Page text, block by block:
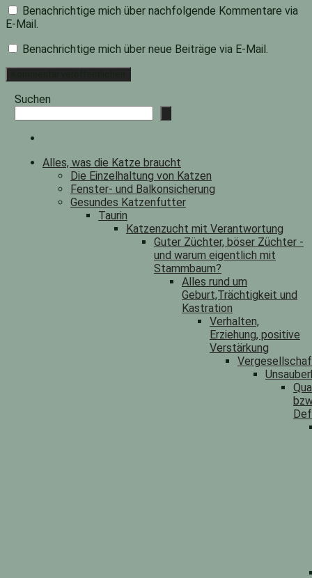
Benachrichtige mich über nachfolgende Kommentare via
E-Mail.
Benachrichtige mich über neue Beiträge via E-Mail.
Suchen
Alles, was die Katze braucht
Die Einzelhaltung von Katzen
Fenster- und Balkonsicherung
Gesundes Katzenfutter
Taurin
Katzenzucht mit Verantwortung
Guter Züchter, böser Züchter -
und warum eigentlich mit
Stammbaum?
Alles rund um
Geburt,Trächtigkeit und
Kastration
Verhalten,
Erziehung, positive
Verstärkung